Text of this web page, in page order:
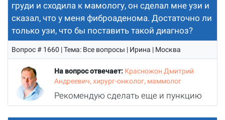
груди и сходила к мамологу, он сделал мне узи и
сказал, что у меня фиброаденома. Достаточно ли
только узи, что бы поставить такой диагноз?
Вопрос # 1660 | Тема: Все вопросы | Ирина | Москва
На вопрос отвечает: Красножон Дмитрий
Андреевич, хирург-онколог, маммолог
Рекомендую сделать еще и пункцию